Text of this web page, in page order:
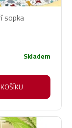
sopka
Skladem